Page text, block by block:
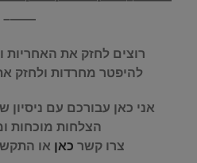
——–
רוצים לחזק את האחריות
להיפטר מחרדות ולחזק
אני כאן עבורכם
הצלחות מוכחות
צרו קשר כאן או התקשרו